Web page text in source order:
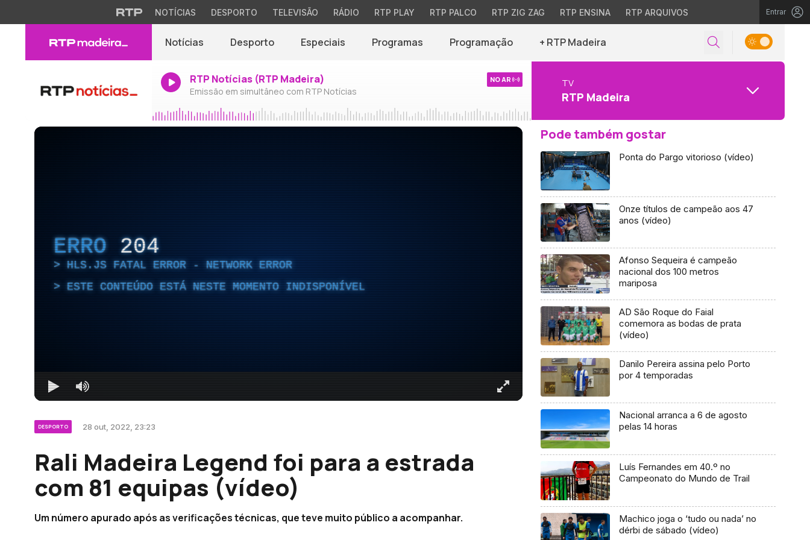
NOTÍCIAS DESPORTO TELEVISÃO RÁDIO RTP PLAY RTP PALCO RTP ZIG ZAG RTP ENSINA RTP ARQUIVOS Entrar
Notícias Desporto Especiais Programas Programação + RTP Madeira
RTP Notícias (RTP Madeira)
Emissão em simultâneo com RTP Notícias
NO AR TV
RTP Madeira
ERRO 204
HLS.JS FATAL ERROR - NETWORK ERROR
ESTE CONTEÚDO ESTÁ NESTE MOMENTO INDISPONÍVEL
DESPORTO 28 out, 2022, 23:23
Rali Madeira Legend foi para a estrada
com 81 equipas (vídeo)
Um número apurado após as verificações técnicas, que teve muito público a acompanhar.
Pode também gostar
Ponta do Pargo vitorioso (vídeo)
Onze títulos de campeão aos 47
anos (vídeo)
Afonso Sequeira é campeão
nacional dos 100 metros
mariposa
AD São Roque do Faial
comemora as bodas de prata
(vídeo)
Danilo Pereira assina pelo Porto
por 4 temporadas
Nacional arranca a 6 de agosto
pelas 14 horas
Luís Fernandes em 40.º no
Campeonato do Mundo de Trail
Machico joga o ‘tudo ou nada’ no
dérbi de sábado (vídeo)